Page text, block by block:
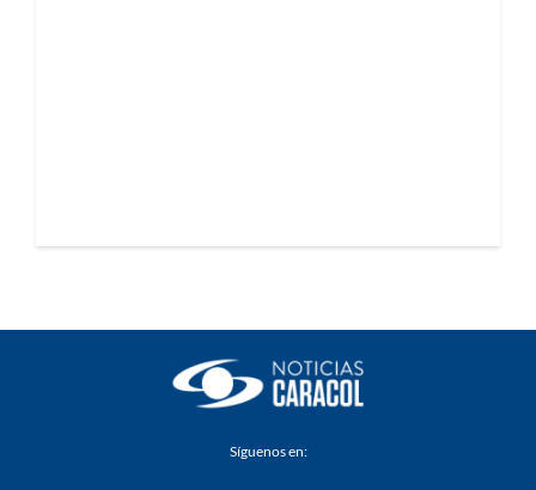
Síguenos en: